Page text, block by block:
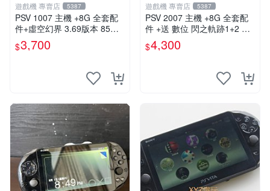
遊戲機 專賣店 5387
PSV 1007 主機 +8G 全套配
件+虛空幻界 3.69版本 85成
新 PS Vita1007 一年保修
$3,700
遊戲機 專賣店 5387
PSV 2007 主機 +8G 全套配
件 +送 數位 閃之軌跡1+2 保
修一年 品質有保障
$4,300